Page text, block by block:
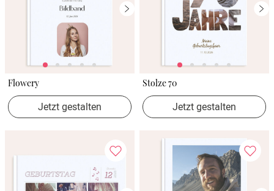
Flowery
Jetzt gestalten
Stolze 70
Jetzt gestalten